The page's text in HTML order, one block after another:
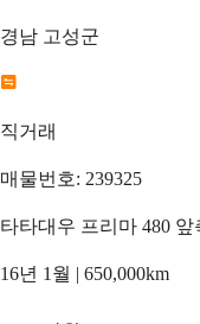
경남 고성군
직거래
매물번호: 239325
타타대우 프리마 480
16년 1월 | 650,000km